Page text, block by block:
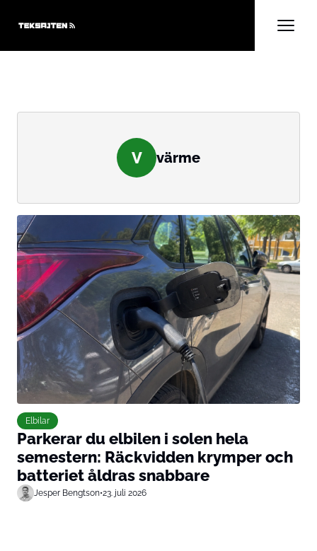
V värme
Elbilar
Parkerar du elbilen i solen hela
semestern: Räckvidden krymper och
batteriet åldras snabbare
Jesper Bengtson•23. juli 2026